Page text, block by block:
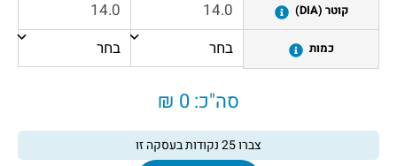
קוטר (DIA)
כמות
סה"כ:0 ₪
צברו25נקודות בעסקה זו